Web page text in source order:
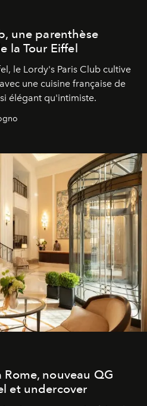
une parenthèse
la Tour Eiffel
le Lordy's Paris Club cultive
une cuisine française de
élégant qu'intimiste.
nouveau QG
et undercover